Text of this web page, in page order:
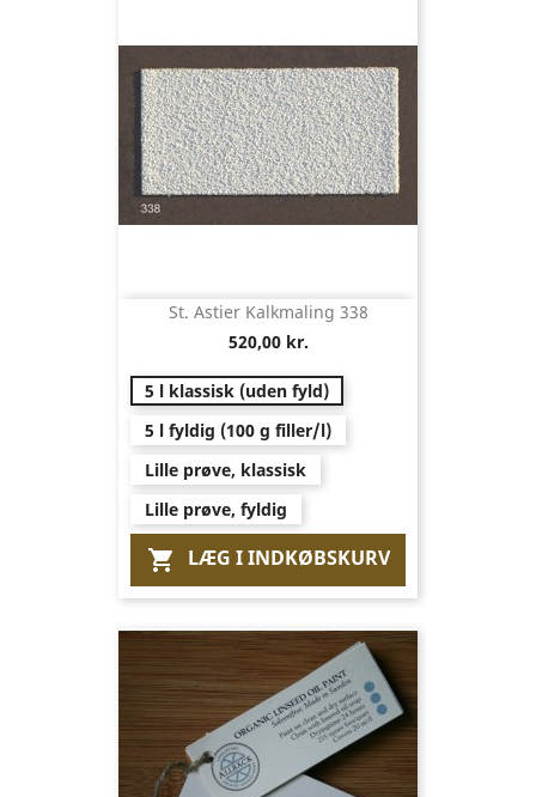
St. Astier Kalkmaling 338
520,00 kr.
5 l klassisk (uden fyld)
5 l fyldig (100 g filler/l)
Lille prøve, klassisk
Lille prøve, fyldig
 LÆG I INDKØBSKURV